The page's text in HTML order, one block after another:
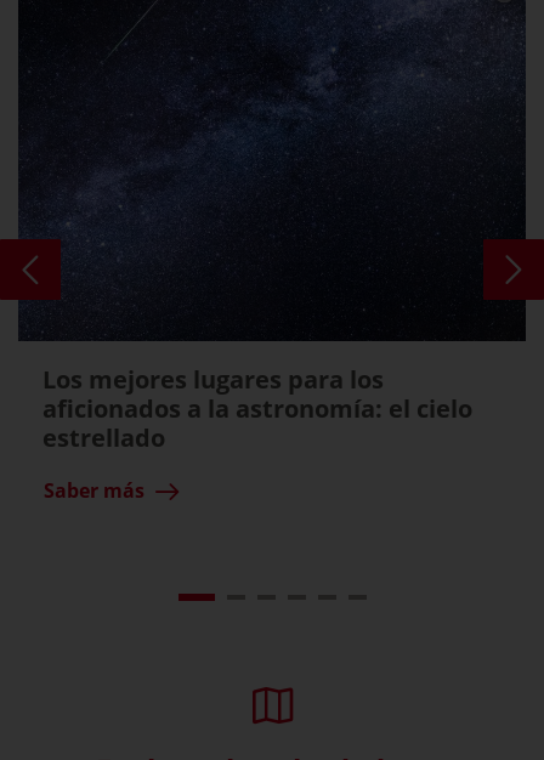
Los mejores lugares para los
aficionados a la astronomía: el cielo
estrellado
Saber más